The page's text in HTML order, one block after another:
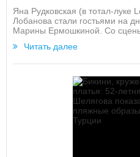
Яна Рудковская (в тотал-луке
Лобанова стали гостьями на
Марины Ермошкиной. Со сцены
Читать далее